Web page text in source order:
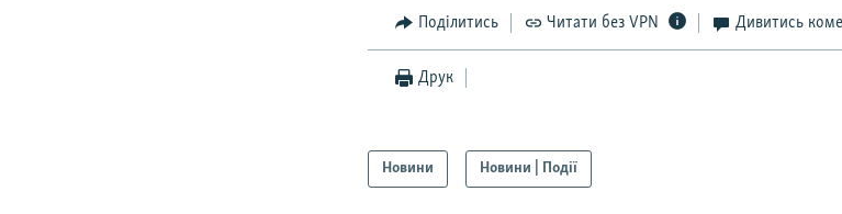
Поділитись Читати без VPN Дивитись
Друк
Новини Новини | Події